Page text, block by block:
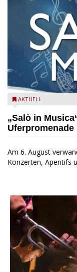
Salò in Musica 2026
AKTUELL
„Salò in
Am 6. August
Konzerten, Aperitifs